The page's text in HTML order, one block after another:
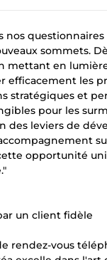
sommets.
en
efficacement les
stratégiques et
pour les
leviers de
opportunité
un client fidèle
rendez-vous